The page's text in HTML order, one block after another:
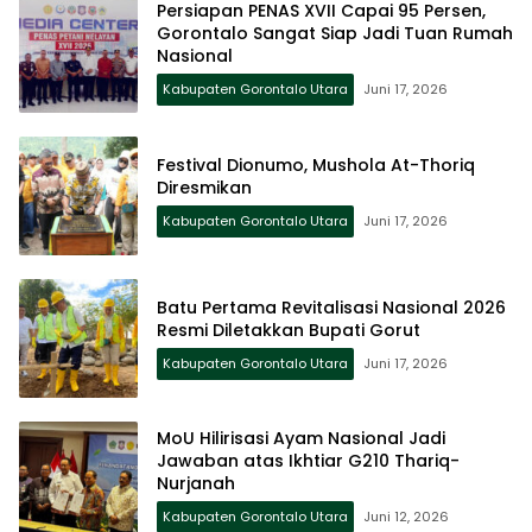
Persiapan PENAS XVII Capai 95 Persen,
Gorontalo Sangat Siap Jadi Tuan Rumah
Nasional
Kabupaten Gorontalo Utara Juni 17, 2026
Festival Dionumo, Mushola At-Thoriq
Diresmikan
Kabupaten Gorontalo Utara Juni 17, 2026
Batu Pertama Revitalisasi Nasional 2026
Resmi Diletakkan Bupati Gorut
Kabupaten Gorontalo Utara Juni 17, 2026
MoU Hilirisasi Ayam Nasional Jadi
Jawaban atas Ikhtiar G210 Thariq-
Nurjanah
Kabupaten Gorontalo Utara Juni 12, 2026